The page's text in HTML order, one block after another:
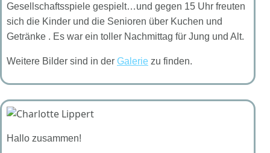
Gesellschaftsspiele gespielt…und gegen 15 Uhr freuten
sich die Kinder und die Senioren über Kuchen und
Getränke . Es war ein toller Nachmittag für Jung und Alt.
Weitere Bilder sind in der Galerie zu finden.
Hallo zusammen!